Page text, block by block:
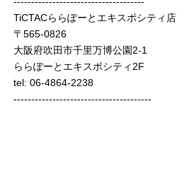
TiCTACららぽーとエキスポシティ店
〒565-0826
大阪府吹田市千里万博公園2-1
ららぽーとエキスポシティ2F
tel: 06-4864-2238
---------------------------------------